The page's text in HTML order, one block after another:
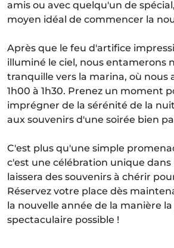
amis ou avec quelqu'un de
moyen idéal de commencer la
Après que le feu d'artifice
illuminé le ciel, nous entamerons
tranquille vers la marina, où nous
1h00 à 1h30. Prenez un moment
imprégner de la sérénité de la
aux souvenirs d'une soirée bien
C'est plus qu'une simple
c'est une célébration unique dans
laissera des souvenirs à chérir
Réservez votre place dès
la nouvelle année de la manière
spectaculaire possible !